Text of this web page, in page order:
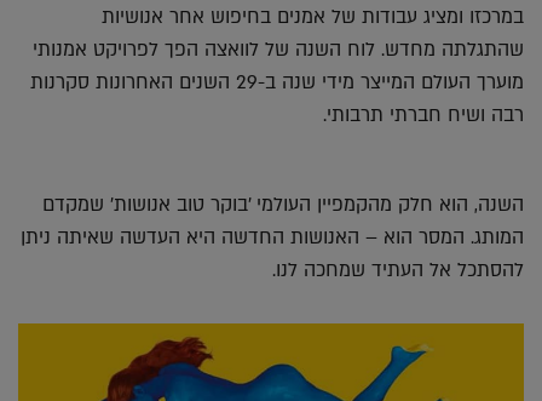
במרכזו ומציג עבודות של אמנים בחיפוש אחר אנושיות
שהתגלתה מחדש. לוח השנה של לוואצה הפך לפרויקט אמנותי
מוערך העולם המייצר מידי שנה ב-29 השנים האחרונות סקרנות
רבה ושיח חברתי תרבותי.
השנה, הוא חלק מהקמפיין העולמי 'בוקר טוב אנושות' שמקדם
המותג. המסר הוא – האנושות החדשה היא העדשה שאיתה ניתן
להסתכל אל העתיד שמחכה לנו.